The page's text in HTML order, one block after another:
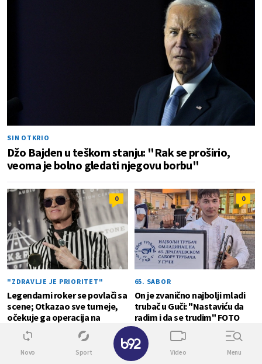
SIN OTKRIO
Džo Bajden u teškom stanju: "Rak se proširio,
veoma je bolno gledati njegovu borbu"
0
"ZDRAVLJE JE PRIORITET"
Legendarni roker se povlači sa
scene; Otkazao sve turneje,
očekuje ga operacija na
otvorenom srcu
0
65. SABOR
On je zvanično najbolji mladi
trubač u Guči: "Nastaviću da
radim i da se trudim" FOTO
IMAO JE SAMO 45 GODINA
Novo Sport Video Menu
✕